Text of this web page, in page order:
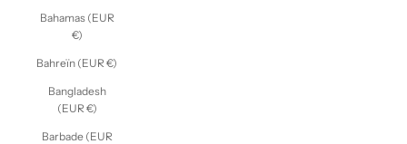
Bahamas (EUR
€)
Bahreïn (EUR €)
Bangladesh
(EUR €)
Barbade (EUR